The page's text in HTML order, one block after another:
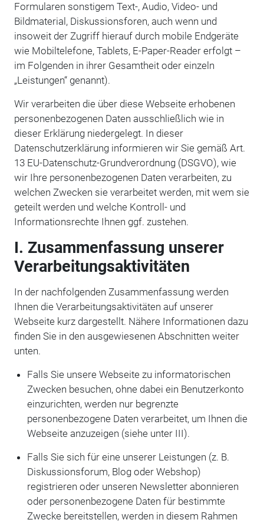
Formularen sonstigem Text-, Audio, Video- und
Bildmaterial, Diskussionsforen, auch wenn und
insoweit der Zugriff hierauf durch mobile Endgeräte
wie Mobiltelefone, Tablets, E-Paper-Reader erfolgt –
im Folgenden in ihrer Gesamtheit oder einzeln
„Leistungen“ genannt).
Wir verarbeiten die über diese Webseite erhobenen
personenbezogenen Daten ausschließlich wie in
dieser Erklärung niedergelegt. In dieser
Datenschutzerklärung informieren wir Sie gemäß Art.
13 EU-Datenschutz-Grundverordnung (DSGVO), wie
wir Ihre personenbezogenen Daten verarbeiten, zu
welchen Zwecken sie verarbeitet werden, mit wem sie
geteilt werden und welche Kontroll- und
Informationsrechte Ihnen ggf. zustehen.
I. Zusammenfassung unserer
Verarbeitungsaktivitäten
In der nachfolgenden Zusammenfassung werden
Ihnen die Verarbeitungsaktivitäten auf unserer
Webseite kurz dargestellt. Nähere Informationen dazu
finden Sie in den ausgewiesenen Abschnitten weiter
unten.
Falls Sie unsere Webseite zu informatorischen
Zwecken besuchen, ohne dabei ein Benutzerkonto
einzurichten, werden nur begrenzte
personenbezogene Daten verarbeitet, um Ihnen die
Webseite anzuzeigen (siehe unter III).
Falls Sie sich für eine unserer Leistungen (z. B.
Diskussionsforum, Blog oder Webshop)
registrieren oder unseren Newsletter abonnieren
oder personenbezogene Daten für bestimmte
Zwecke bereitstellen, werden in diesem Rahmen